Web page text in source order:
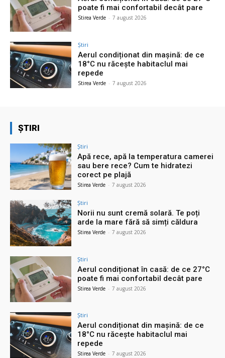
poate fi mai confortabil decât pare
Stirea Verde - 7 august 2026
Știri
Aerul condiționat din mașină: de ce
18°C nu răcește habitaclul mai
repede
Stirea Verde - 7 august 2026
ȘTIRI
Știri
Apă rece, apă la temperatura camerei
sau bere rece? Cum te hidratezi
corect pe plajă
Stirea Verde - 7 august 2026
Știri
Norii nu sunt cremă solară. Te poți
arde la mare fără să simți căldura
Stirea Verde - 7 august 2026
Știri
Aerul condiționat în casă: de ce 27°C
poate fi mai confortabil decât pare
Stirea Verde - 7 august 2026
Știri
Aerul condiționat din mașină: de ce
18°C nu răcește habitaclul mai
repede
Stirea Verde - 7 august 2026